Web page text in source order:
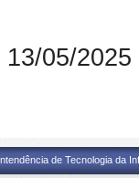
13/05/
de Tecnologia da